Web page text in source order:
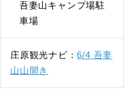
吾妻山キャンプ場駐
車場
庄原観光ナビ：6/4 吾妻
山山開き